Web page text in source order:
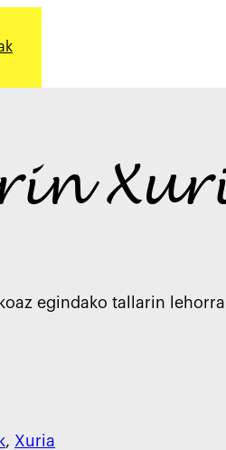
egindako tallarin
, Xuria